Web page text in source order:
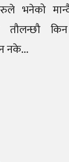
भनेको
नके...